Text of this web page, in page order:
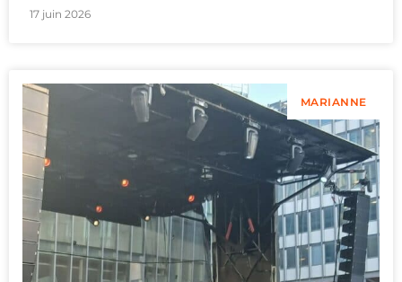
17 juin 2026
MARIANNE